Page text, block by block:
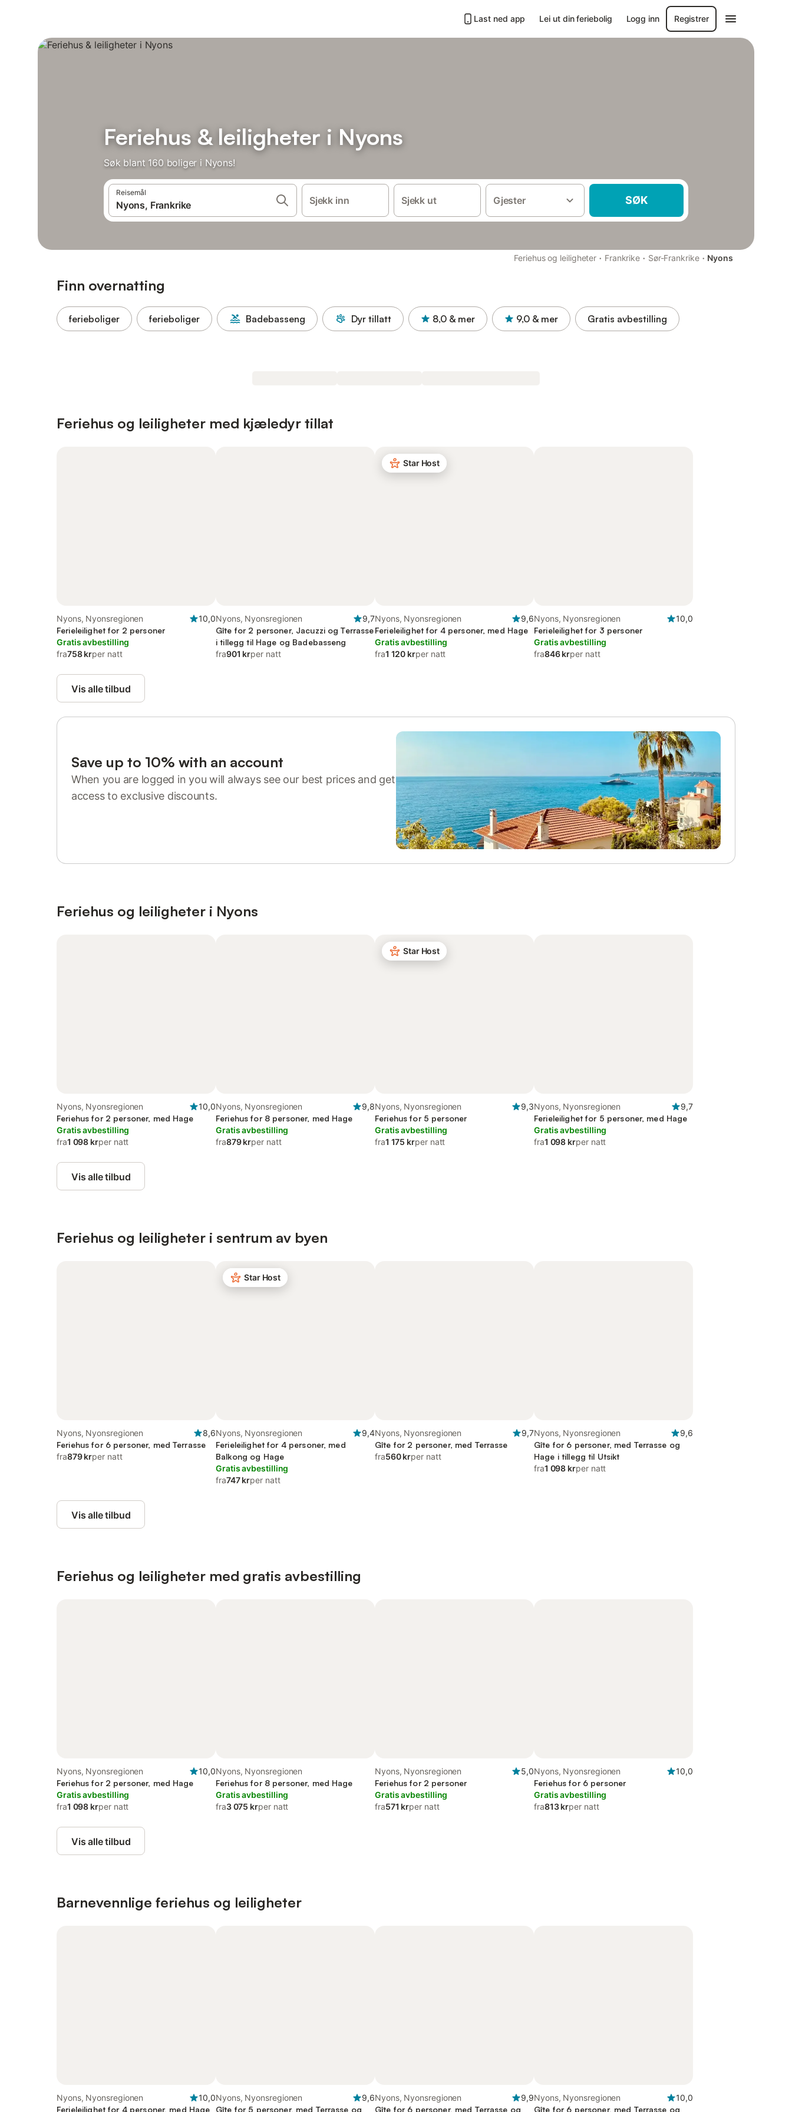
Last ned app Lei ut din feriebolig Logg inn Registrer
Feriehus & leiligheter i Nyons
Søk blant 160 boliger i Nyons!
Reisemål
Sjekk inn Sjekk ut Gjester SØK
Feriehus og leiligheter · Frankrike · Sør-Frankrike · Nyons
Finn overnatting
ferieboliger ferieboliger Badebasseng Dyr tillatt 8,0 & mer 9,0 & mer Gratis avbestilling
Feriehus og leiligheter med kjæledyr tillat
Nyons, Nyonsregionen
10,0
Ferieleilighet for 2 personer
Gratis avbestilling
fra758 krper natt
Nyons, Nyonsregionen
9,7
Gîte for 2 personer, Jacuzzi og Terrasse
i tillegg til Hage og Badebasseng
fra901 krper natt
Star Host
Nyons, Nyonsregionen
9,6
Ferieleilighet for 4 personer, med Hage
Gratis avbestilling
fra1 120 krper natt
Nyons, Nyonsregionen
10,0
Ferieleilighet for 3 personer
Gratis avbestilling
fra846 krper natt
Vis alle tilbud
Save up to 10% with an account
When you are logged in you will always see our best prices and get
access to exclusive discounts.
Feriehus og leiligheter i Nyons
Nyons, Nyonsregionen
10,0
Feriehus for 2 personer, med Hage
Gratis avbestilling
fra1 098 krper natt
Nyons, Nyonsregionen
9,8
Feriehus for 8 personer, med Hage
Gratis avbestilling
fra879 krper natt
Star Host
Nyons, Nyonsregionen
9,3
Feriehus for 5 personer
Gratis avbestilling
fra1 175 krper natt
Nyons, Nyonsregionen
9,7
Ferieleilighet for 5 personer, med Hage
Gratis avbestilling
fra1 098 krper natt
Vis alle tilbud
Feriehus og leiligheter i sentrum av byen
Nyons, Nyonsregionen
8,6
Feriehus for 6 personer, med Terrasse
fra879 krper natt
Star Host
Nyons, Nyonsregionen
9,4
Ferieleilighet for 4 personer, med
Balkong og Hage
Gratis avbestilling
fra747 krper natt
Nyons, Nyonsregionen
9,7
Gîte for 2 personer, med Terrasse
fra560 krper natt
Nyons, Nyonsregionen
9,6
Gîte for 6 personer, med Terrasse og
Hage i tillegg til Utsikt
fra1 098 krper natt
Vis alle tilbud
Feriehus og leiligheter med gratis avbestilling
Nyons, Nyonsregionen
10,0
Feriehus for 2 personer, med Hage
Gratis avbestilling
fra1 098 krper natt
Nyons, Nyonsregionen
Feriehus for 8 personer, med Hage
Gratis avbestilling
fra3 075 krper natt
Nyons, Nyonsregionen
5,0
Feriehus for 2 personer
Gratis avbestilling
fra571 krper natt
Nyons, Nyonsregionen
10,0
Feriehus for 6 personer
Gratis avbestilling
fra813 krper natt
Vis alle tilbud
Barnevennlige feriehus og leiligheter
Nyons, Nyonsregionen
10,0
Ferieleilighet for 4 personer, med Hage
Nyons, Nyonsregionen
9,6
Gîte for 5 personer, med Terrasse og
Nyons, Nyonsregionen
9,9
Gîte for 6 personer, med Terrasse og
Nyons, Nyonsregionen
10,0
Gîte for 6 personer, med Terrasse og